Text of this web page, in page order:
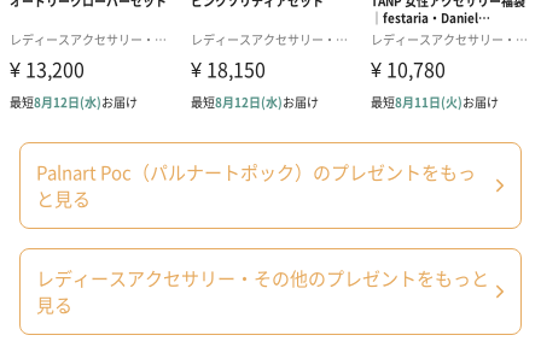
あり（280円）
メッセージカード（通常・写真・グリーティング）
誕生日や結婚祝い・出産祝いなど、様々なシーンのメッセージカ
Palnart Poc（パルナートポック）のプレゼントをもっ
と見る
レディースアクセサリー・その他のプレゼントをもっと
見る